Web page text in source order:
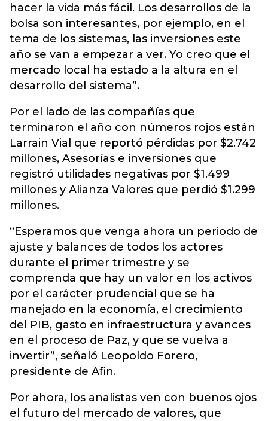
hacer la vida más fácil. Los desarrollos de la
bolsa son interesantes, por ejemplo, en el
tema de los sistemas, las inversiones este
año se van a empezar a ver. Yo creo que el
mercado local ha estado a la altura en el
desarrollo del sistema”.
Por el lado de las compañías que
terminaron el año con números rojos están
Larrain Vial que reportó pérdidas por $2.742
millones, Asesorías e inversiones que
registró utilidades negativas por $1.499
millones y Alianza Valores que perdió $1.299
millones.
“Esperamos que venga ahora un periodo de
ajuste y balances de todos los actores
durante el primer trimestre y se
comprenda que hay un valor en los activos
por el carácter prudencial que se ha
manejado en la economía, el crecimiento
del PIB, gasto en infraestructura y avances
en el proceso de Paz, y que se vuelva a
invertir”, señaló Leopoldo Forero,
presidente de Afin.
Por ahora, los analistas ven con buenos ojos
el futuro del mercado de valores, que